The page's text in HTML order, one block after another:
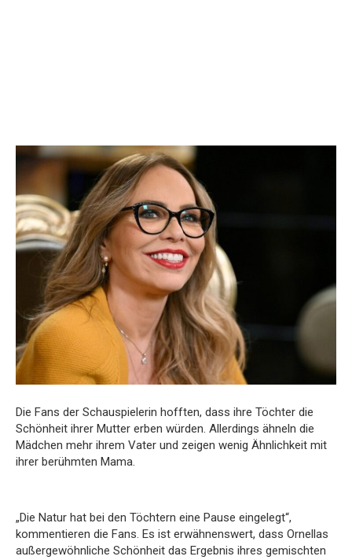
Die Fans der Schauspielerin hofften, dass ihre Töchter die
Schönheit ihrer Mutter erben würden. Allerdings ähneln die
Mädchen mehr ihrem Vater und zeigen wenig Ähnlichkeit mit
ihrer berühmten Mama.
„Die Natur hat bei den Töchtern eine Pause eingelegt“,
kommentieren die Fans. Es ist erwähnenswert, dass Ornellas
außergewöhnliche Schönheit das Ergebnis ihres gemischten